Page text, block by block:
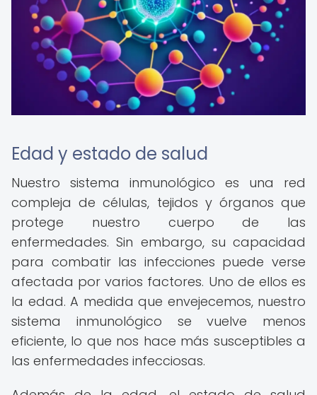
Edad y estado de salud
Nuestro sistema inmunológico es una red
compleja de células, tejidos y órganos que
protege nuestro cuerpo de las
enfermedades. Sin embargo, su capacidad
para combatir las infecciones puede verse
afectada por varios factores. Uno de ellos es
la edad. A medida que envejecemos, nuestro
sistema inmunológico se vuelve menos
eficiente, lo que nos hace más susceptibles a
las enfermedades infecciosas.